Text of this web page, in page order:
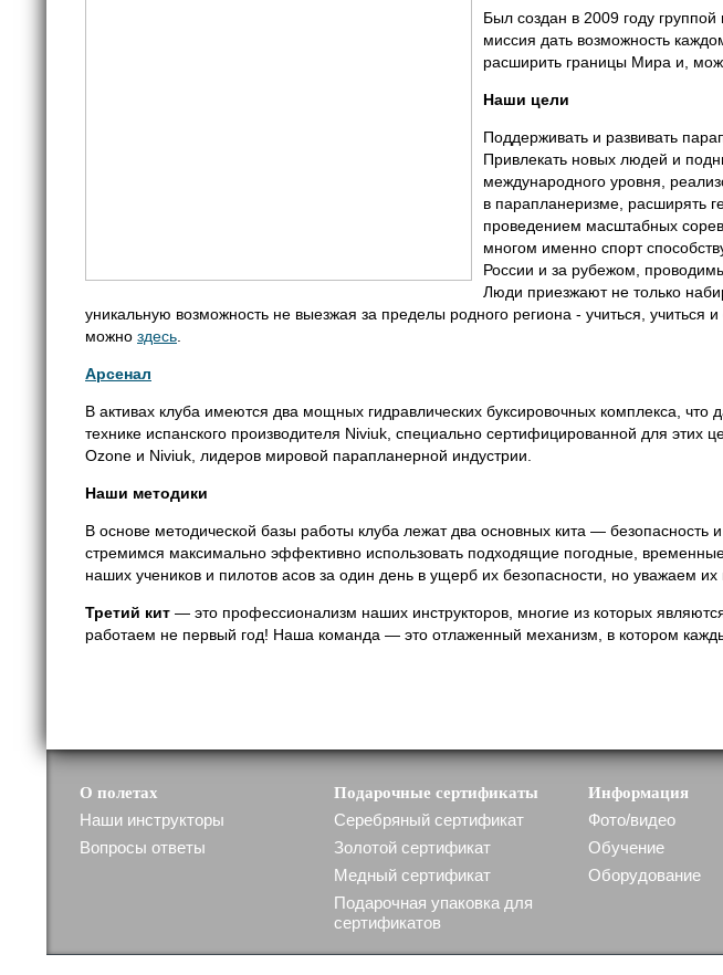
Был создан в 2009 году
миссия дать возможность
расширить границы Мира и,
Наши цели
Поддерживать и развивать
Привлекать новых людей и
международного уровня,
в парапланеризме, расширять
проведением масштабных
многом именно спорт
России и за рубежом,
Люди приезжают не только
уникальную возможность не выезжая за пределы родного региона - учиться,
можно здесь
Арсенал
В активах клуба имеются два мощных гидравлических буксировочных комплекса,
технике испанского производителя Niviuk, специально сертифицированной для
Ozone и Niviuk, лидеров мировой парапланерной индустрии.
Наши методики
В основе методической базы работы клуба лежат два основных кита —
стремимся максимально эффективно использовать подходящие погодные,
наших учеников и пилотов асов за один день в ущерб их безопасности, но уважаем
Третий кит — это профессионализм наших инструкторов, многие из которых
работаем не первый год! Наша команда — это отлаженный механизм, в котором
О полетах
Наши инструкторы
Вопросы ответы
Подарочные сертификаты
Серебряный сертификат
Золотой сертификат
Медный сертификат
Подарочная упаковка для
сертификатов
Информация
Фото/видео
Обучение
Оборудование